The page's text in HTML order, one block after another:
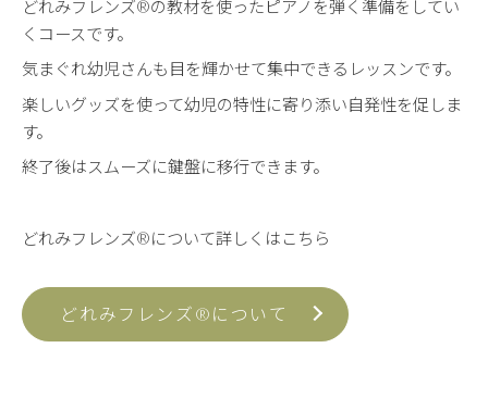
どれみフレンズ®の教材を使ったピアノを弾く準備をしてい
くコースです。
気まぐれ幼児さんも目を輝かせて集中できるレッスンです。
楽しいグッズを使って幼児の特性に寄り添い自発性を促しま
す。
終了後はスムーズに鍵盤に移行できます。
どれみフレンズ®について詳しくはこちら
どれみフレンズ®について